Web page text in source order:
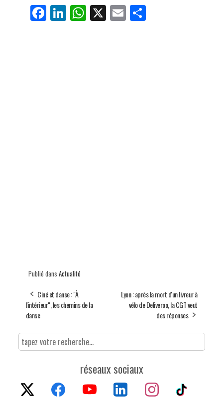
Fa
ce
Li
nk
W
ha
X E
m
Pa
rt
Publié dans Actualité
Ciné et danse : "À
l'intérieur", les chemins de la
danse
Lyon : après la mort d'un livreur à
vélo de Deliveroo, la CGT veut
des réponses
réseaux sociaux